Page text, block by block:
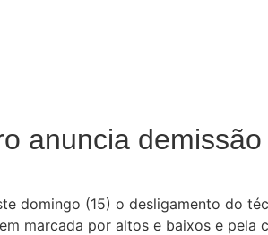
anuncia
domingo (15) o desligamento do
marcada por altos e baixos e